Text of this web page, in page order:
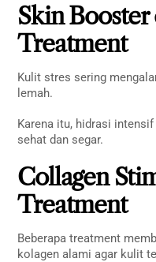
Skin
Treatment
Kulit stres sering
lemah.
Karena itu, hidrasi
sehat dan segar.
Collagen
Treatment
Beberapa treatment
kolagen alami agar kulit